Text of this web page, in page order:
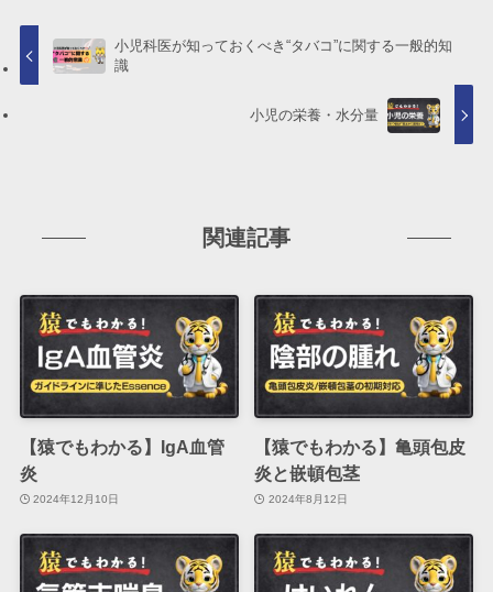
小児科医が知っておくべき“タバコ”に関する一般的知
識
小児の栄養・水分量
関連記事
【猿でもわかる】IgA血管
炎
2024年12月10日
【猿でもわかる】亀頭包皮
炎と嵌頓包茎
2024年8月12日